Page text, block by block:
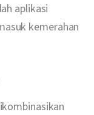
aplikasi
kemerahan